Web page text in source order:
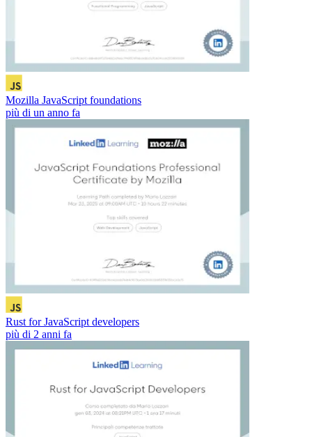
Mozilla JavaScript foundations
più di un anno fa
Rust for JavaScript developers
più di 2 anni fa